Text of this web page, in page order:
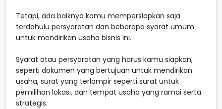
Tetapi, ada baiknya kamu mempersiapkan saja
terdahulu persyaratan dan beberapa syarat umum
untuk mendirikan usaha bisnis ini.
Syarat atau persyaratan yang harus kamu siapkan,
seperti dokumen yang bertujuan untuk mendirikan
usaha, surat yang terlampir seperti surat untuk
pemilihan lokasi, dan tempat usaha yang ramai serta
strategis.